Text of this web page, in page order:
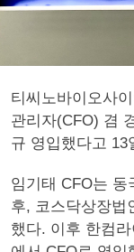
티씨노바이오사
관리자(CFO) 겸
규 영입했다고 13
임기태 CFO는
후, 코스닥상장법
했다. 이후 한컴